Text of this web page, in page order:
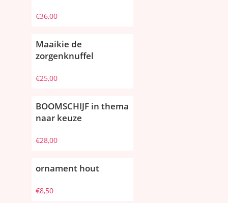
€36,00
Maaikie de
zorgenknuffel
€25,00
BOOMSCHIJF in thema
naar keuze
€28,00
ornament hout
€8,50